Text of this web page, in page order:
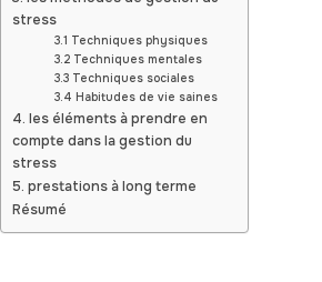
stress
3.1 Techniques physiques
3.2 Techniques mentales
3.3 Techniques sociales
3.4 Habitudes de vie saines
4. les éléments à prendre en
compte dans la gestion du
stress
5. prestations à long terme
Résumé